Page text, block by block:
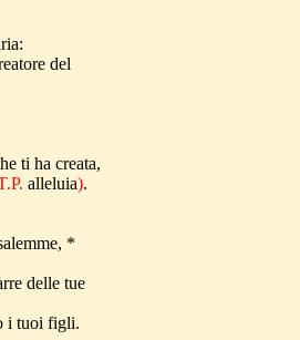
del
ti ha creata,
alleluia).
*
delle tue
i tuoi figli.